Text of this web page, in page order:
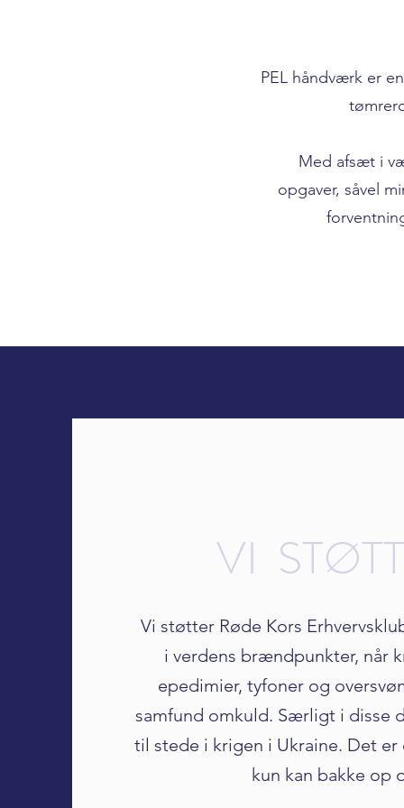
PEL håndværk er
Med afsæt i
opgaver, såvel
VI
Vi støtter Røde Kors
i verdens brændpunkter, når
epedimier, tyfoner og
samfund omkuld. Særligt i disse
til stede i krigen i Ukraine. Det er
kun kan bakke op